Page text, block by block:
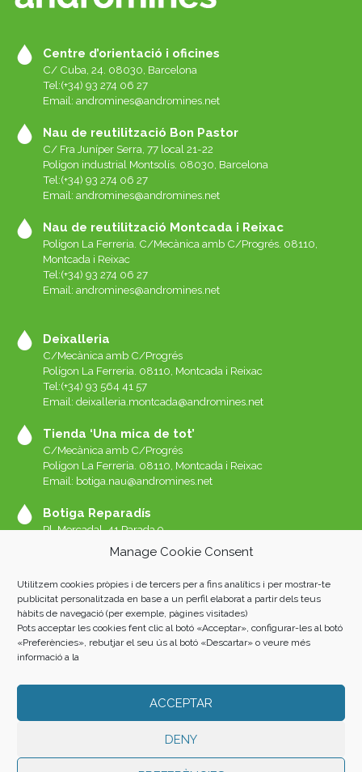
Manage Cookie Consent
Utilitzem cookies pròpies i de tercers per a fins analítics i per mostrar-te
publicitat personalitzada en base a un perfil elaborat a partir dels teus
hàbits de navegació (per exemple, pàgines visitades)
Pots acceptar les cookies fent clic al botó «Acceptar», configurar-les al botó
«Preferències», rebutjar el seu ús al botó «Descartar» o veure més
informació a la
ACCEPTAR
DENY
Centre d’orientació i oficines
C/ Cuba, 24. 08030, Barcelona
Tel:(+34) 93 274 06 27
Email: andromines@andromines.net
Nau de reutilització Bon Pastor
C/ Fra Juníper Serra, 77 local 21-22
Polígon industrial Montsolís. 08030, Barcelona
Tel:(+34) 93 274 06 27
Email: andromines@andromines.net
Nau de reutilització Montcada i Reixac
Polígon La Ferreria. C/Mecànica amb C/Progrés. 08110,
Montcada i Reixac
Tel:(+34) 93 274 06 27
Email: andromines@andromines.net
Deixalleria
C/Mecànica amb C/Progrés
Polígon La Ferreria. 08110, Montcada i Reixac
Tel:(+34) 93 564 41 57
Email: deixalleria.montcada@andromines.net
Tienda ‘Una mica de tot’
C/Mecànica amb C/Progrés
Polígon La Ferreria. 08110, Montcada i Reixac
Email: botiga.nau@andromines.net
Botiga Reparadís
Pl. Mercadal, 41 Parada 9
Galeries del Mercat de Sant Andreu. 08030 Barcelona
Whatssap 639-520-060
Botiga Una Mica de tot Sant Andreu
Pl. Mercadal, 41 Parada 8
Galeries del Mercat de Sant Andreu. 08030 Barcelona
AVISO LEGAL|POLÍTICA DE PRIVACIDAD
COOKIES| Fotos: Albert San Andrés i Oriol L. Rubio. Home: Luis
Álvarez Marra.